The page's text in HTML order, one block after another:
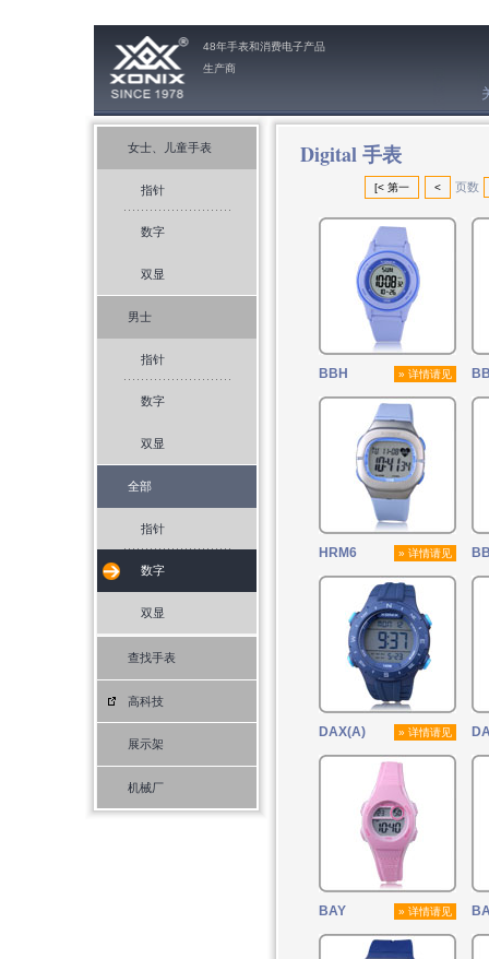
48年手表和消费电子产品
生产商
女士、儿童手表
指针
数字
双显
男士
指针
数字
双显
全部
指针
数字
双显
查找手表
高科技
展示架
机械厂
Digital 手表
[< 第一 < 页数
BBH » 详情请见
HRM6 » 详情请见
DAX(A) » 详情请见
BAY » 详情请见